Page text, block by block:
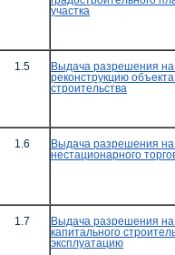
участка
1.5
Выдача разрешения на
реконструкцию
строительства
1.6
Выдача разрешения
нестационарного
1.7
Выдача разрешения на
капитального
эксплуатацию